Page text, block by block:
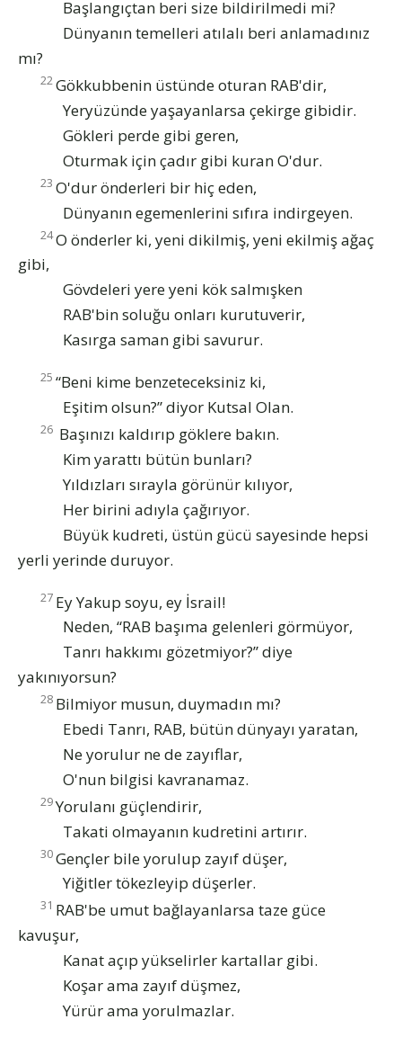
Başlangıçtan beri size bildirilmedi mi?
Dünyanın temelleri atılalı beri anlamadınız
mı?
22Gökkubbenin üstünde oturan RAB'dir,
Yeryüzünde yaşayanlarsa çekirge gibidir.
Gökleri perde gibi geren,
Oturmak için çadır gibi kuran O'dur.
23 O'dur önderleri bir hiç eden,
Dünyanın egemenlerini sıfıra indirgeyen.
24O önderler ki, yeni dikilmiş, yeni ekilmiş ağaç
gibi,
Gövdeleri yere yeni kök salmışken
RAB'bin soluğu onları kurutuverir,
Kasırga saman gibi savurur.
25 “Beni kime benzeteceksiniz ki,
Eşitim olsun?” diyor Kutsal Olan.
26 Başınızı kaldırıp göklere bakın.
Kim yarattı bütün bunları?
Yıldızları sırayla görünür kılıyor,
Her birini adıyla çağırıyor.
Büyük kudreti, üstün gücü sayesinde hepsi
yerli yerinde duruyor.
27 Ey Yakup soyu, ey İsrail!
Neden, “RAB başıma gelenleri görmüyor,
Tanrı hakkımı gözetmiyor?” diye
yakınıyorsun?
28 Bilmiyor musun, duymadın mı?
Ebedi Tanrı, RAB, bütün dünyayı yaratan,
Ne yorulur ne de zayıflar,
O'nun bilgisi kavranamaz.
29Yorulanı güçlendirir,
Takati olmayanın kudretini artırır.
30Gençler bile yorulup zayıf düşer,
Yiğitler tökezleyip düşerler.
31 RAB'be umut bağlayanlarsa taze güce
kavuşur,
Kanat açıp yükselirler kartallar gibi.
Koşar ama zayıf düşmez,
Yürür ama yorulmazlar.